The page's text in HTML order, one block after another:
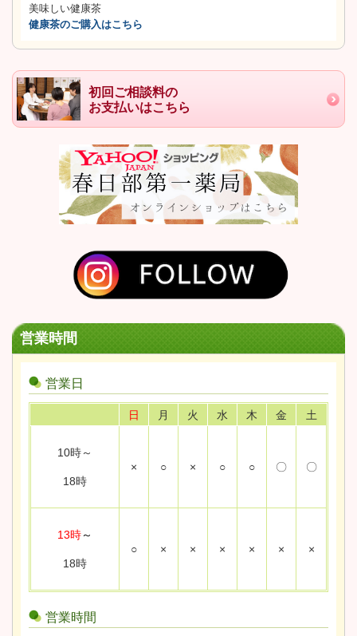
美味しい健康茶
健康茶のご購入はこちら
初回ご相談料の
お支払いはこちら
営業時間
営業日
日 月 火 水 木 金 土
10時～
18時
× ○ × ○ ○ 〇 〇
13時～
18時
○ × × × × × ×
営業時間